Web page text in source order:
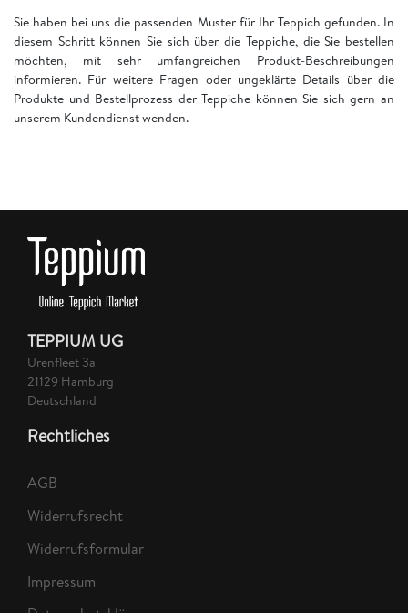
Sie haben bei uns die passenden Muster für Ihr Teppich gefunden. In
diesem Schritt können Sie sich über die Teppiche, die Sie bestellen
möchten, mit sehr umfangreichen Produkt-Beschreibungen
informieren. Für weitere Fragen oder ungeklärte Details über die
Produkte und Bestellprozess der Teppiche können Sie sich gern an
unserem Kundendienst wenden.
TEPPIUM UG
Urenfleet 3a
21129 Hamburg
Deutschland
Rechtliches
AGB
Widerrufsrecht
Widerrufsformular
Impressum